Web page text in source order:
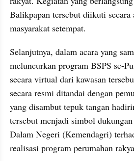
Balikpapan tersebut diikuti secara
masyarakat setempat.
Selanjutnya, dalam acara yang
meluncurkan program BSPS se-
secara virtual dari kawasan
secara resmi ditandai dengan
yang disambut tepuk tangan
tersebut menjadi simbol
Dalam Negeri (Kemendagri)
realisasi program perumahan